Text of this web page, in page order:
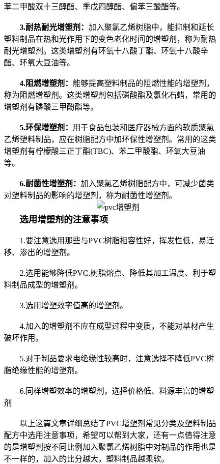
苯二甲酸双十三醇酯、季戊四醇酯、偏苯三酸酯等。
3.耐热耐光增塑剂： 加入聚氯乙烯树脂中，能抑制和延长
塑料制品在热和光作用下的变色老化时间的增塑剂，称为耐热
耐光增塑剂。这类增塑剂有环氧十八酸丁酯、环氧十八酸辛
酯、环氧大豆油等。
4.阻燃增塑剂： 能够提高塑料制品的阻燃性能的增塑剂，
称为阻燃增塑剂。这类增塑剂包括磷酸酯及氯化石蜡，常用的
增塑剂有磷酸三甲酚酯等。
5.环保增塑剂： 用于食品包装和医疗器械方面的软质聚氯
乙烯塑料制品，应在树脂配方中加环保性增塑剂。常用的这类
增塑剂有柠檬酸三正丁酯(TBC)、苯二甲酸酯、环氧大豆油
等。
6.耐菌性增塑剂： 加入聚氯乙烯树脂配方中，可减少菌类
对塑料制品的影响的增塑剂，称为耐菌性增塑剂。
选用增塑剂的注意事项
1.要注意选用那些与PVC树脂相容性好，挥发性低，易迁
移、渗出的增塑剂。
2.选用能够降低PVC.树脂熔点、降低其加工温度、利于塑
料制品成型的增塑剂。
3.选用增塑效率值高的增塑剂。
4.加入的增塑剂不应在成型过程中变质，不能对基材产生
破坏作用。
5.对于制品要求电绝缘性较高时，注意选择不降低PVC树
脂绝缘性能的增塑剂。
6.同样增塑效率的增塑剂，选择价格低、料源丰富的增塑
剂
以上这篇文章详细总结了PVC增塑剂常见分类及塑料制品
配方中选用注意事项，希望可以帮到大家，还有一点值得注意
的是增塑剂按不同比例加入聚氯乙烯树脂中对制品的作用也是
不一样的，加入的比分越大，塑料制品越柔软。